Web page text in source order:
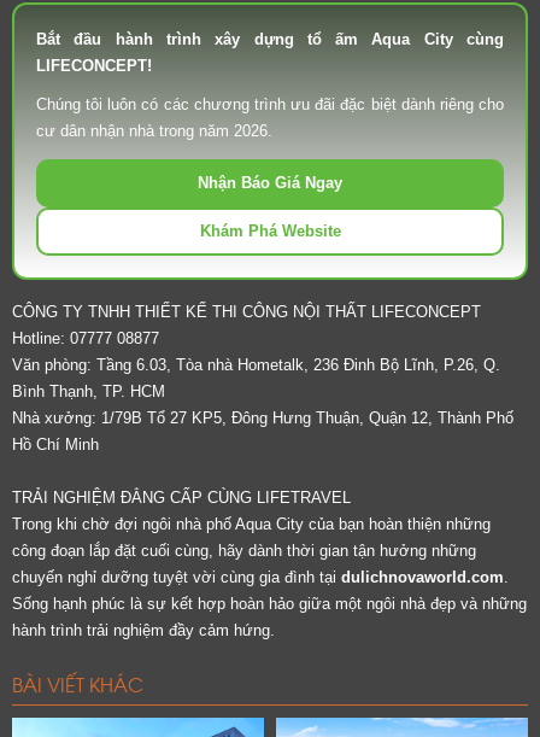
Bắt đầu hành trình xây dựng tổ ấm Aqua City cùng
LIFECONCEPT!
Chúng tôi luôn có các chương trình ưu đãi đặc biệt dành riêng cho
cư dân nhận nhà trong năm 2026.
Nhận Báo Giá Ngay
Khám Phá Website
CÔNG TY TNHH THIẾT KẾ THI CÔNG NỘI THẤT LIFECONCEPT
Hotline: 07777 08877
Văn phòng: Tầng 6.03, Tòa nhà Hometalk, 236 Đinh Bộ Lĩnh, P.26, Q.
Bình Thạnh, TP. HCM
Nhà xưởng: 1/79B Tổ 27 KP5, Đông Hưng Thuận, Quận 12, Thành Phố
Hồ Chí Minh
TRẢI NGHIỆM ĐẲNG CẤP CÙNG LIFETRAVEL
Trong khi chờ đợi ngôi nhà phố Aqua City của bạn hoàn thiện những
công đoạn lắp đặt cuối cùng, hãy dành thời gian tận hưởng những
chuyến nghỉ dưỡng tuyệt vời cùng gia đình tại dulichnovaworld.com.
Sống hạnh phúc là sự kết hợp hoàn hảo giữa một ngôi nhà đẹp và những
hành trình trải nghiệm đầy cảm hứng.
BÀI VIẾT KHÁC